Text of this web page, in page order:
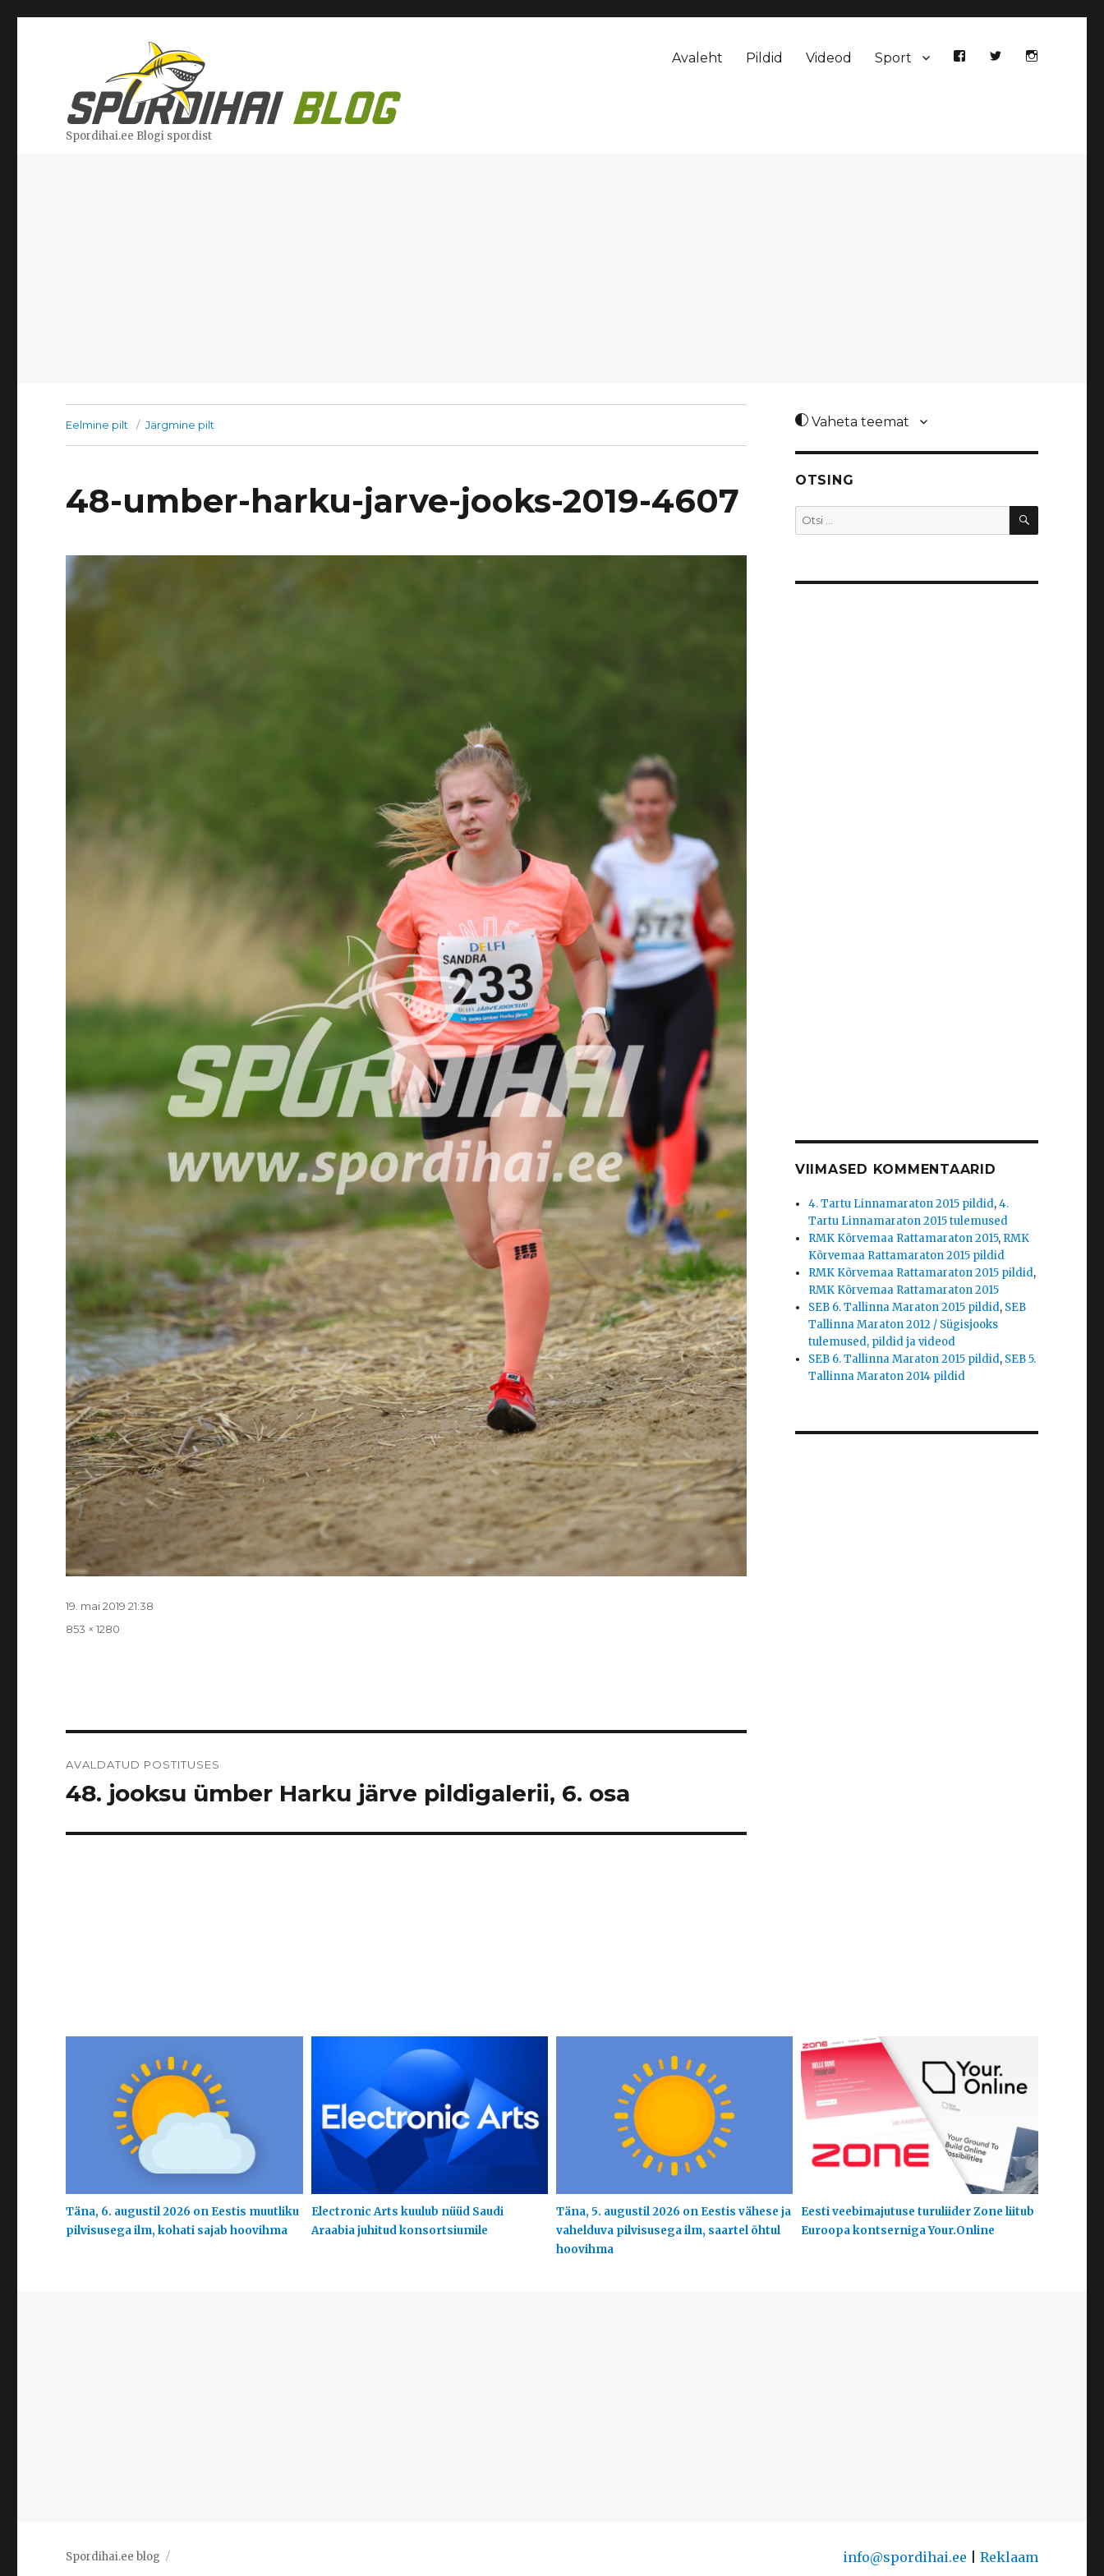
Spordihai.ee Blogi spordist
Avaleht Pildid Videod Sport
Eelmine pilt Järgmine pilt
48-umber-harku-jarve-jooks-2019-4607
Postitatud
19. mai 2019 21:38
Täissuurus
853 × 1280
AVALDATUD POSTITUSES
48. jooksu ümber Harku järve pildigalerii, 6. osa
Vaheta teemat
OTSING
Otsi: OTSI
VIIMASED KOMMENTAARID
4. Tartu Linnamaraton 2015 pildid,4.
Tartu Linnamaraton 2015 tulemused
RMK Kõrvemaa Rattamaraton 2015, RMK
Kõrvemaa Rattamaraton 2015 pildid
RMK Kõrvemaa Rattamaraton 2015 pildid,
RMK Kõrvemaa Rattamaraton 2015
SEB 6. Tallinna Maraton 2015 pildid, SEB
Tallinna Maraton 2012 / Sügisjooks
tulemused, pildid ja videod
SEB 6. Tallinna Maraton 2015 pildid, SEB 5.
Tallinna Maraton 2014 pildid
Täna, 6. augustil 2026 on Eestis muutliku
pilvisusega ilm, kohati sajab hoovihma
Electronic Arts kuulub nüüd Saudi
Araabia juhitud konsortsiumile
Täna, 5. augustil 2026 on Eestis vähese ja
vahelduva pilvisusega ilm, saartel õhtul
hoovihma
Eesti veebimajutuse turuliider Zone liitub
Euroopa kontserniga Your.Online
Spordihai.ee blog info@spordihai.ee Reklaam